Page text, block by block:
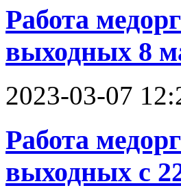
Работа
выходных 8
2023-03-07
Работа
выходных с